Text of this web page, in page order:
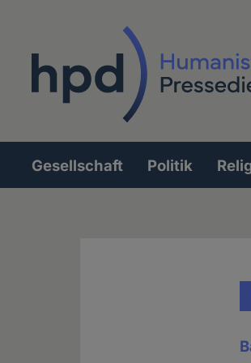
Hauptnavigation
Gesellschaft Politik